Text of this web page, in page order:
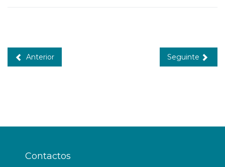
Anterior Seguinte
Contactos